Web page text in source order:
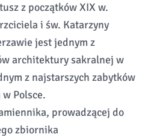
z początków XIX w.
i św. Katarzyny
jest jednym z
architektury sakralnej w
z najstarszych zabytków
Polsce.
prowadzącej do
zbiornika